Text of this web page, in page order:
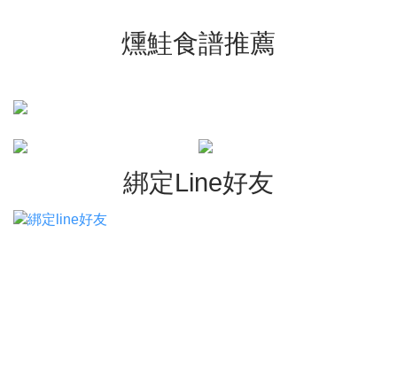
燻鮭食譜推薦
綁定Line好友